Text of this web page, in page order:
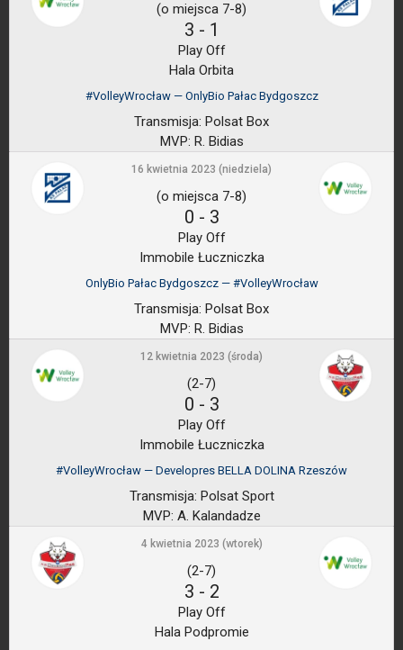
(o miejsca 7-8)
3 - 1
Play Off
Hala Orbita
#VolleyWrocław — OnlyBio Pałac Bydgoszcz
Transmisja: Polsat Box
MVP: R. Bidias
16 kwietnia 2023 (niedziela)
(o miejsca 7-8)
0 - 3
Play Off
Immobile Łuczniczka
OnlyBio Pałac Bydgoszcz — #VolleyWrocław
Transmisja: Polsat Box
MVP: R. Bidias
12 kwietnia 2023 (środa)
(2-7)
0 - 3
Play Off
Immobile Łuczniczka
#VolleyWrocław — Developres BELLA DOLINA Rzeszów
Transmisja: Polsat Sport
MVP: A. Kalandadze
4 kwietnia 2023 (wtorek)
(2-7)
3 - 2
Play Off
Hala Podpromie